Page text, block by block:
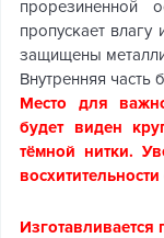
прорезиненной
пропускает
защищены
Внутренняя часть
Место для
будет виден
тёмной нитки.
Изготавливается